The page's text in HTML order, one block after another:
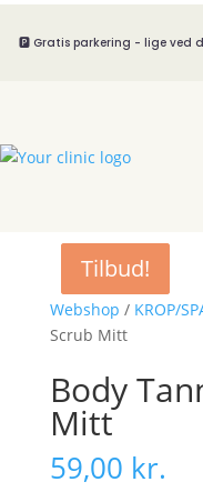
🅿️ Gratis parkering - lige ved
Webshop / KROP/
Scrub Mitt
Body
Mitt
59,00 kr.
Tilbud!
Tilbud!